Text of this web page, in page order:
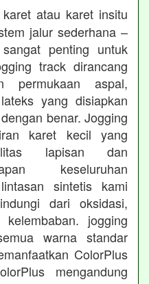
atau karet insitu
jalur sederhana –
penting untuk
track dirancang
permukaan aspal,
yang disiapkan
benar. Jogging
karet kecil yang
lapisan dan
keseluruhan
sintetis kami
dari oksidasi,
jogging
warna standar
ColorPlus
mengandung